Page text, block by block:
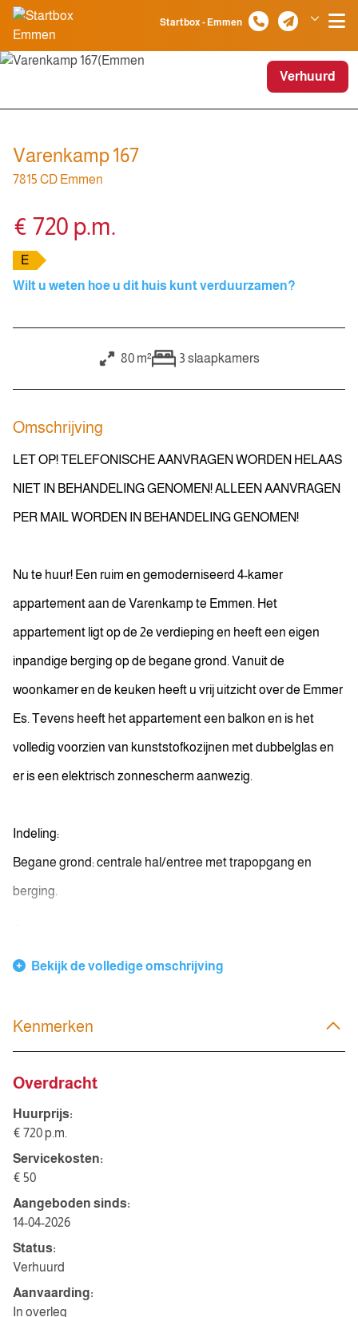
Spring naar inhoud
Startbox - Emmen
Verhuurd
Varenkamp 167
7815 CD Emmen
€ 720 p.m.
E
Wilt u weten hoe u dit huis kunt verduurzamen?
80 m² 3 slaapkamers
Omschrijving
LET OP! TELEFONISCHE AANVRAGEN WORDEN HELAAS
NIET IN BEHANDELING GENOMEN! ALLEEN AANVRAGEN
PER MAIL WORDEN IN BEHANDELING GENOMEN!
Nu te huur! Een ruim en gemoderniseerd 4-kamer
appartement aan de Varenkamp te Emmen. Het
appartement ligt op de 2e verdieping en heeft een eigen
inpandige berging op de begane grond. Vanuit de
woonkamer en de keuken heeft u vrij uitzicht over de Emmer
Es. Tevens heeft het appartement een balkon en is het
volledig voorzien van kunststofkozijnen met dubbelglas en
er is een elektrisch zonnescherm aanwezig.
Indeling:
Begane grond: centrale hal/entree met trapopgang en
berging.
Bekijk de volledige omschrijving
Kenmerken
Overdracht
Huurprijs:
€ 720 p.m.
Servicekosten:
€ 50
Aangeboden sinds:
14-04-2026
Status:
Verhuurd
Aanvaarding:
In overleg